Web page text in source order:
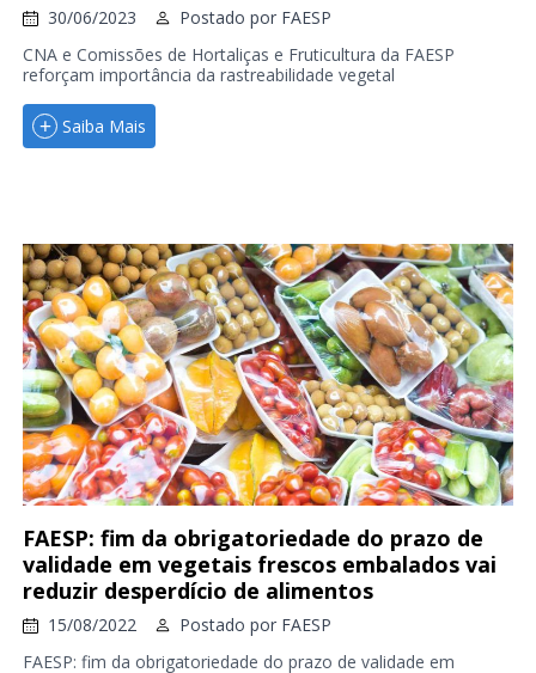
30/06/2023 Postado por FAESP
CNA e Comissões de Hortaliças e Fruticultura da FAESP
reforçam importância da rastreabilidade vegetal
Saiba Mais
FAESP: fim da obrigatoriedade do prazo de
validade em vegetais frescos embalados vai
reduzir desperdício de alimentos
15/08/2022 Postado por FAESP
FAESP: fim da obrigatoriedade do prazo de validade em